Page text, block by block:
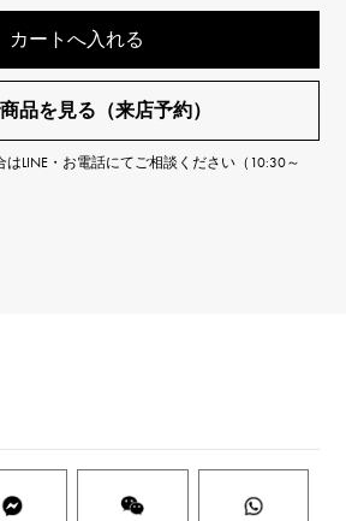
カートへ入れる
品を見る（来店予約）
LINE・お電話にてご相談ください（10:30～